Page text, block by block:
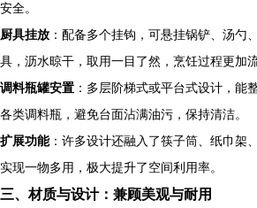
安全。
厨具挂放 ：配备多个挂钩，可悬挂锅铲、汤勺
具，沥水晾干，取用一目了然，烹饪过程更加流
调料瓶罐安置 ：多层阶梯式或平台式设计，能
各类调料瓶，避免台面沾满油污，保持清洁。
扩展功能：许多设计还融入了筷子筒、纸巾架
实现一物多用，极大提升了空间利用率。
三、材质与设计：兼顾美观与耐用